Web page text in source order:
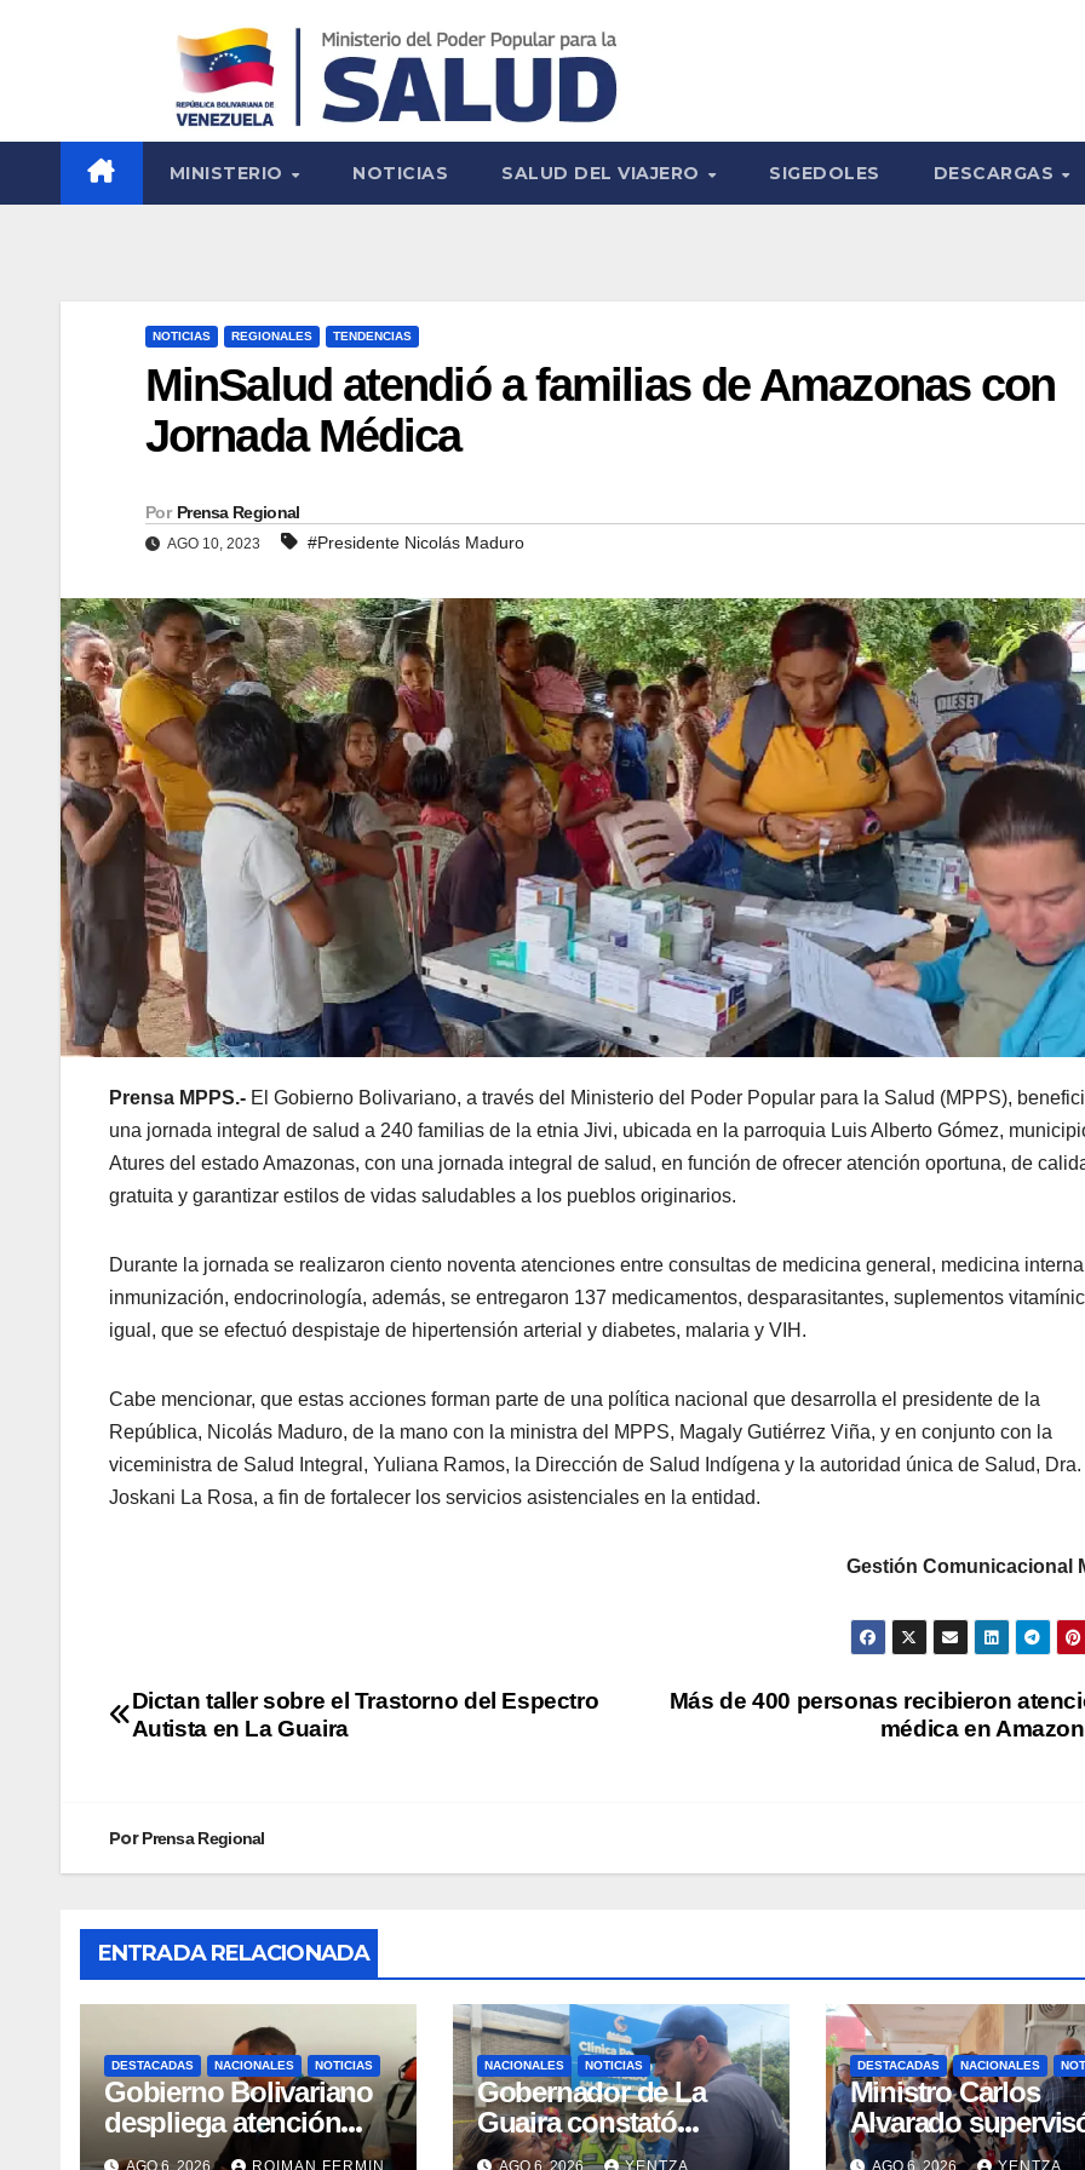
MINISTERIO NOTICIAS SALUD DEL VIAJERO SIGEDOLES DESCARGAS
NOTICIAS REGIONALES TENDENCIAS
MinSalud atendió a familias de Amazonas con
Jornada Médica
Por Prensa Regional
AGO 10, 2023 #Presidente Nicolás Maduro
Prensa MPPS.- El Gobierno Bolivariano, a través del Ministerio del Poder Popular para la Salud (MPPS),
una jornada integral de salud a 240 familias de la etnia Jivi, ubicada en la parroquia Luis Alberto Gómez,
Atures del estado Amazonas, con una jornada integral de salud, en función de ofrecer atención oportuna, de
gratuita y garantizar estilos de vidas saludables a los pueblos originarios.
Durante la jornada se realizaron ciento noventa atenciones entre consultas de medicina general, medicina
inmunización, endocrinología, además, se entregaron 137 medicamentos, desparasitantes, suplementos
igual, que se efectuó despistaje de hipertensión arterial y diabetes, malaria y VIH.
Cabe mencionar, que estas acciones forman parte de una política nacional que desarrolla el presidente de la
República, Nicolás Maduro, de la mano con la ministra del MPPS, Magaly Gutiérrez Viña, y en conjunto con la
viceministra de Salud Integral, Yuliana Ramos, la Dirección de Salud Indígena y la autoridad única de Salud, Dra.
Joskani La Rosa, a fin de fortalecer los servicios asistenciales en la entidad.
Gestión Comunicacional
Más de 400 personas recibieron
médica en
Dictan taller sobre el Trastorno del Espectro
Autista en La Guaira
PorPrensa Regional
ENTRADA RELACIONADA
DESTACADAS NACIONALES NOTICIAS
Gobierno Bolivariano
despliega atención
integral para personas
AGO 6, 2026 ROIMAN FERMIN
NACIONALES NOTICIAS
Gobernador de La
Guaira constató
avances en la
AGO 6, 2026 YENTZA
DESTACADAS NACIONALES
Ministro Carlos
Alvarado
espacios del
AGO 6, 2026 YENTZA